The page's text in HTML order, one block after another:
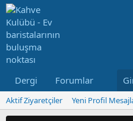
Dergi Forumlar
Aktif Ziyaretçiler Yeni Profil